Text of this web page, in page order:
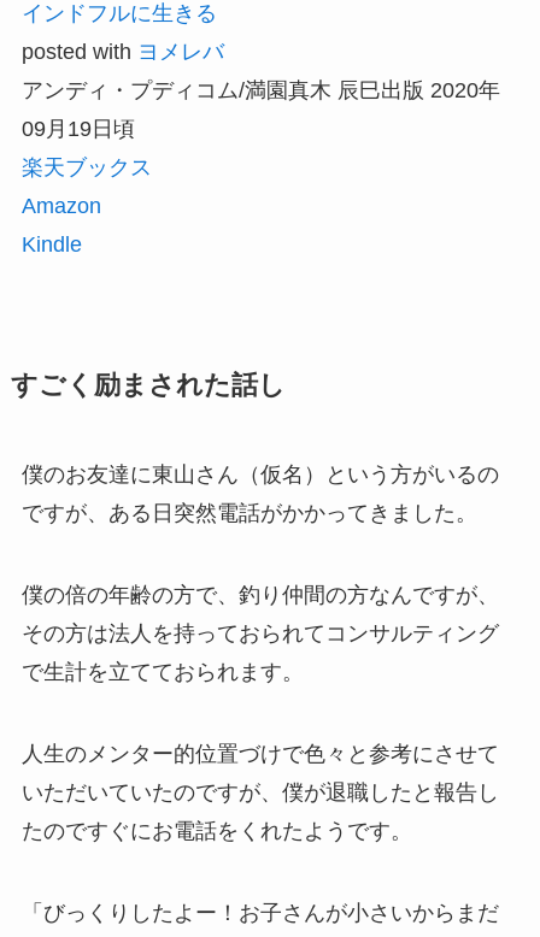
インドフルに生きる
posted with ヨメレバ
アンディ・プディコム/満園真木 辰巳出版 2020年
09月19日頃
楽天ブックス
Amazon
Kindle
すごく励まされた話し
僕のお友達に東山さん（仮名）という方がいるの
ですが、ある日突然電話がかかってきました。
僕の倍の年齢の方で、釣り仲間の方なんですが、
その方は法人を持っておられてコンサルティング
で生計を立てておられます。
人生のメンター的位置づけで色々と参考にさせて
いただいていたのですが、僕が退職したと報告し
たのですぐにお電話をくれたようです。
「びっくりしたよー！お子さんが小さいからまだ